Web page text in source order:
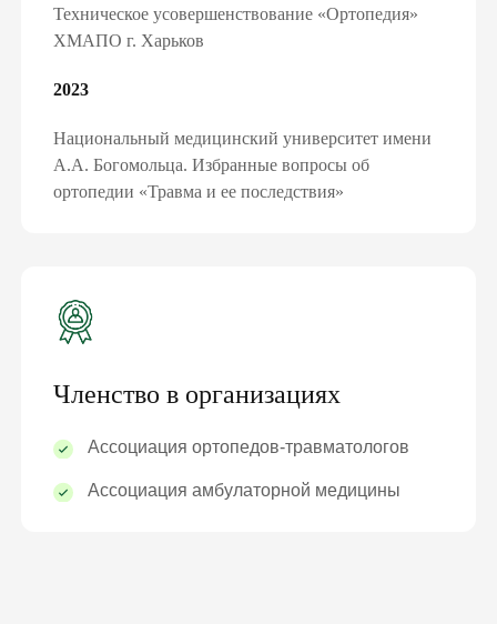
Техническое усовершенствование «Ортопедия»
ХМАПО г. Харьков
2023
Национальный медицинский университет имени
А.А. Богомольца. Избранные вопросы об
ортопедии «Травма и ее последствия»
Членство в организациях
Ассоциация ортопедов-травматологов
Ассоциация амбулаторной медицины